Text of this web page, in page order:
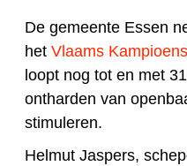
De gemeente Essen
het Vlaams
loopt nog tot en met
ontharden van
stimuleren.
Helmut Jaspers,